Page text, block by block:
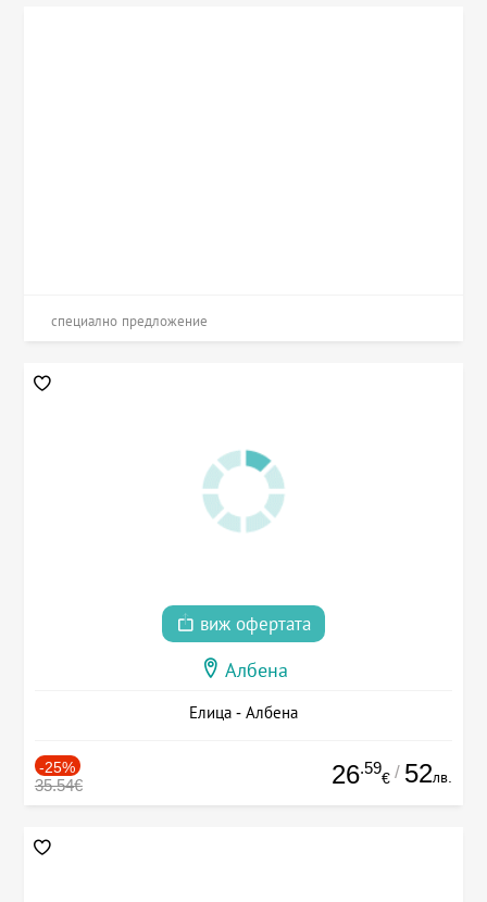
специално предложение
виж офертата
Албена
Елица - Албена
-25%
35.54€ 26.59
€ / 52лв.